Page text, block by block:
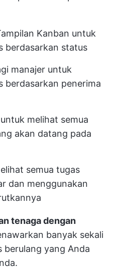
Kanban untuk
berdasarkan status
manajer untuk
berdasarkan penerima
untuk melihat semua
akan datang pada
semua tugas
dan menggunakan
tenaga dengan
banyak sekali
yang Anda